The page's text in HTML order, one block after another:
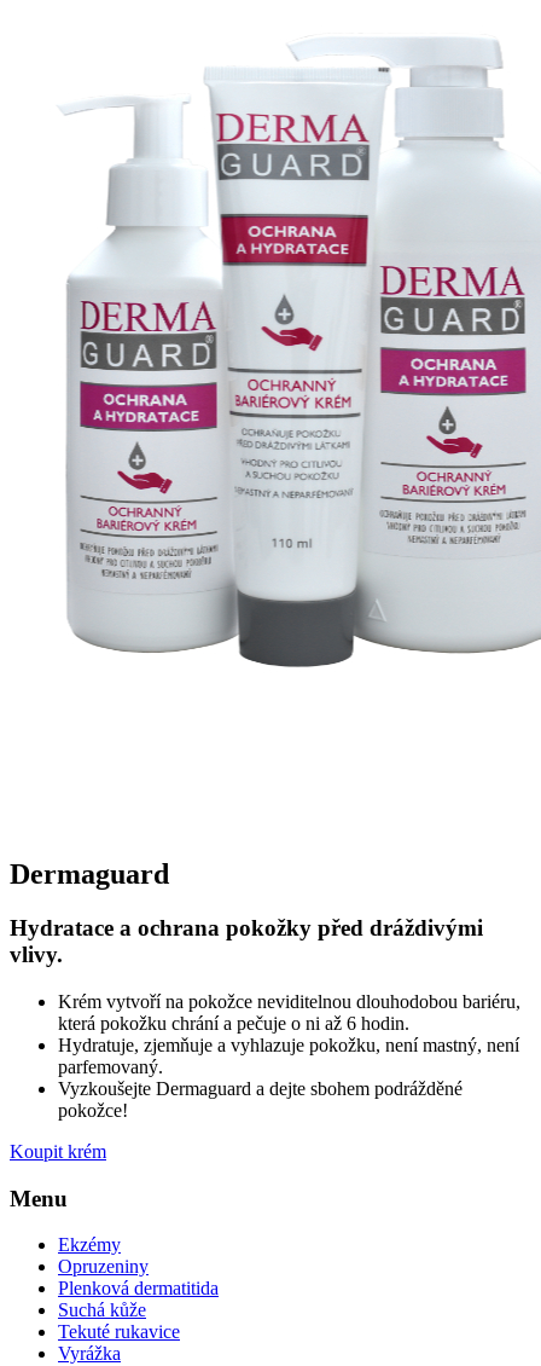
Dermaguard
Hydratace a ochrana pokožky před dráždivými
vlivy.
Krém vytvoří na pokožce neviditelnou dlouhodobou bariéru,
která pokožku chrání a pečuje o ni až 6 hodin.
Hydratuje, zjemňuje a vyhlazuje pokožku, není mastný, není
parfemovaný.
Vyzkoušejte Dermaguard a dejte sbohem podrážděné
pokožce!
Koupit krém
Menu
Ekzémy
Opruzeniny
Plenková dermatitida
Suchá kůže
Tekuté rukavice
Vyrážka